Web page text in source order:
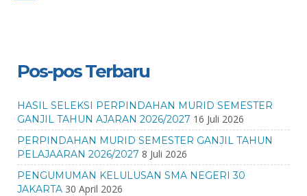
Pos-pos Terbaru
HASIL SELEKSI PERPINDAHAN MURID SEMESTER
GANJIL TAHUN AJARAN 2026/2027 16 Juli 2026
PERPINDAHAN MURID SEMESTER GANJIL TAHUN
PELAJAARAN 2026/2027 8 Juli 2026
PENGUMUMAN KELULUSAN SMA NEGERI 30
JAKARTA 30 April 2026